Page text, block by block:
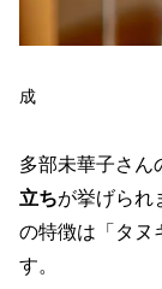
成
多部未華子さん
立ちが挙げられ
の特徴は「タヌ
す。